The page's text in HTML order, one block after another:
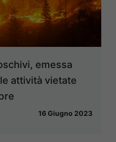
emessa
attività vietate
16 Giugno 2023